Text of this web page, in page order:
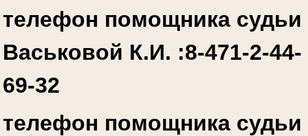
телефон помощника судьи
Васьковой К.И. :8-471-2-44-
69-32
телефон помощника судьи